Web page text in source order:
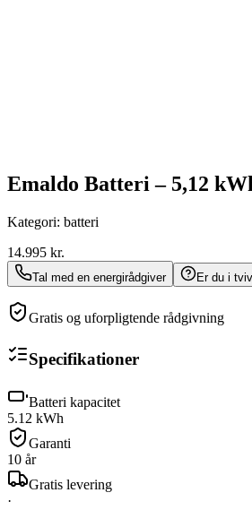
Emaldo Batteri – 5,12
Kategori: batteri
14.995 kr.
Tal med en energirådgiver Er du i
Gratis og uforpligtende rådgivning
Specifikationer
Batteri kapacitet
5.12 kWh
Garanti
10 år
Gratis levering
·